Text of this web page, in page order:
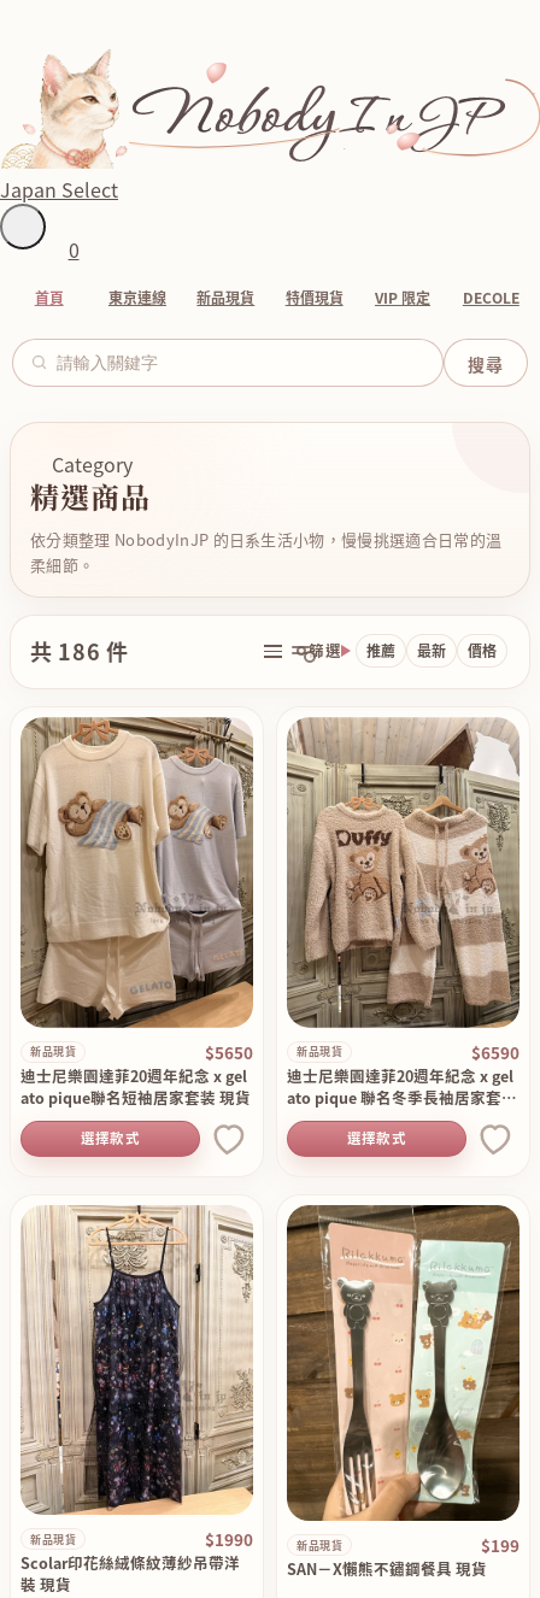
Japan Select
0
首頁 東京連線 新品現貨 特價現貨 VIP 限定 DECOLE
Category
精選商品
依分類整理 NobodyInJP 的日系生活小物，慢慢挑選適合日常的溫
柔細節。
共 186 件 篩選 推薦 最新 價格
新品現貨 $5650
迪士尼樂園達菲20週年紀念 x gel
ato pique聯名短袖居家套装 現貨
選擇款式
新品現貨 $6590
迪士尼樂園達菲20週年紀念 x gel
ato pique 聯名冬季長袖居家套裝
組 現貨
選擇款式
新品現貨 $1990
Scolar印花絲絨條紋薄紗吊帶洋
裝 現貨
新品現貨 $199
SAN－X懶熊不鏽鋼餐具 現貨